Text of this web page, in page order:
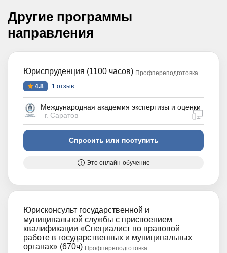
Другие программы
направления
Юриспруденция (1100 часов) Профпереподготовка
4.8
1 отзыв
Международная академия экспертизы и оценки
г. Саратов
Спросить или поступить
Это онлайн-обучение
Юрисконсульт государственной и
муниципальной службы с присвоением
квалификации «Специалист по правовой
работе в государственных и муниципальных
органах» (670ч) Профпереподготовка